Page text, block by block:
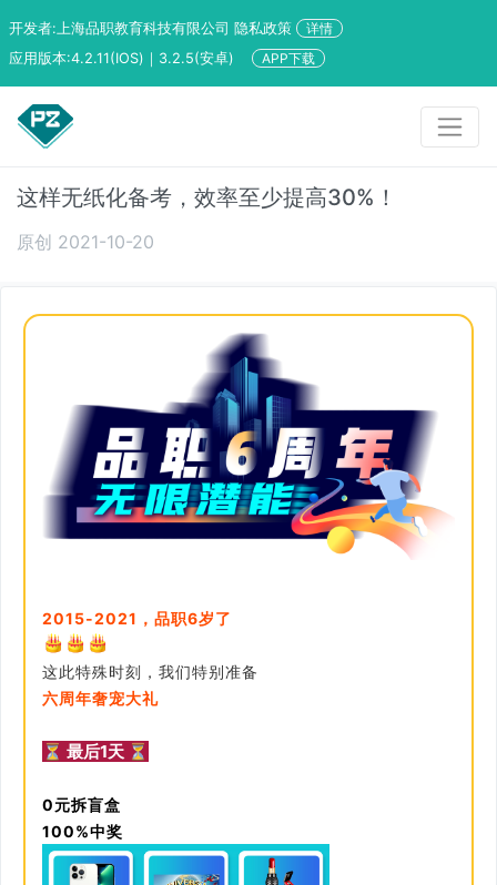
开发者:上海品职教育科技有限公司 隐私政策
详情
应用版本:4.2.11(IOS)｜3.2.5(安卓)
APP下载
这样无纸化备考，效率至少提高30%！
原创 2021-10-20
2015-2021，品职6岁了
这此特殊时刻，我们特别准备
六周年奢宠大礼
⏳ 最后1天 ⏳
0元拆盲盒
100%中奖